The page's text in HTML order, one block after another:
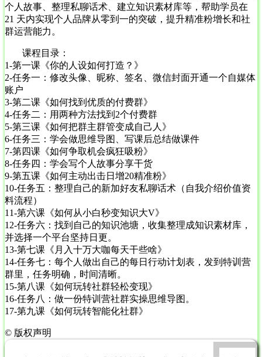
个人故事、整理私聊话术、建立知识素材库等，帮助学员在
21 天内实现个人品牌从零到一的突破，提升精准粉增长和社
群运营能力。
课程目录：
1-第一课《你的人设如何打造？》
2-任务一：修改头像、昵称、签名、微信封面开通一个自媒体
账户
3-第二课《如何找到优质的付费群》
4-任务二：用两种方法找到2个付费群
5-第三课《如何把群主群管变成自己人》
6-任务三：学会做思维导图、写课后总结做课件
7-第四课《如何争取机会疯狂吸粉》
8-任务四：学会写个人故事分享干货
9-第五课《如何主动出击日增20精准粉》
10-任务五：整理自己的新加好友私聊话术（自我介绍价值资
料流程）
11-第六课《如何从小白秒变知识大V》
12-任务六：找到自己的知识池塘，收集整理成知识素材库，
并选择一个平台坚持日更。
13-第七课《月入十万大咖每天干些啥》
14-任务七：每个人做出自己的每日行动计划表，发到特训营
群里，任务明确，时间清晰。
15-第八课《如何玩转社群轻松变现》
16-任务八：做一份特训营社群实操思维导图。
17-第九课《如何玩转智能化社群》
© 版权声明